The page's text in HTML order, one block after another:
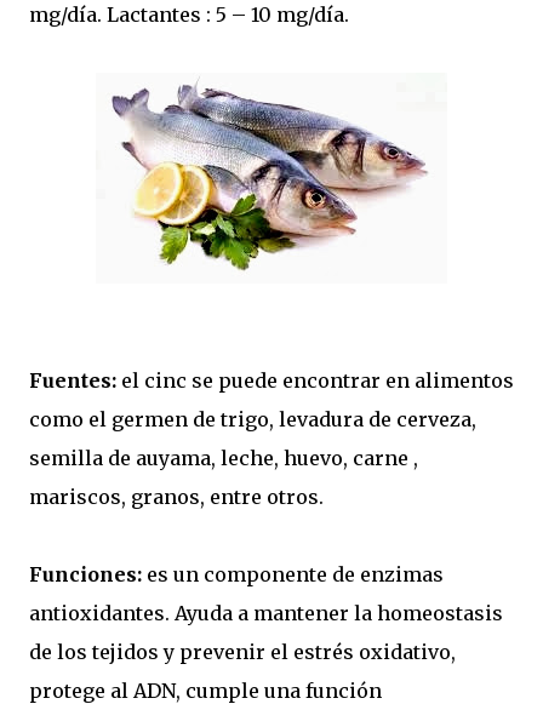
mg/día. Lactantes : 5 – 10 mg/día.
Fuentes: el cinc se puede encontrar en alimentos
como el germen de trigo, levadura de cerveza,
semilla de auyama, leche, huevo, carne ,
mariscos, granos, entre otros.
Funciones: es un componente de enzimas
antioxidantes. Ayuda a mantener la homeostasis
de los tejidos y prevenir el estrés oxidativo,
protege al ADN, cumple una función